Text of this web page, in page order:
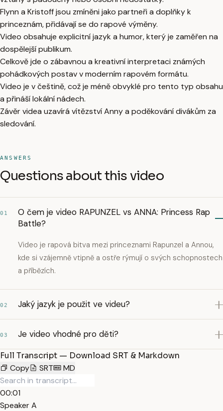
Flynn a Kristoff jsou zmíněni jako partneři a doplňky k
princeznám, přidávají se do rapové výměny.
Video obsahuje explicitní jazyk a humor, který je zaměřen na
dospělejší publikum.
Celkově jde o zábavnou a kreativní interpretaci známých
pohádkových postav v moderním rapovém formátu.
Video je v češtině, což je méně obvyklé pro tento typ obsahu
a přináší lokální nádech.
Závěr videa uzavírá vítězství Anny a poděkování divákům za
sledování.
ANSWERS
Questions about this video
01
O čem je video RAPUNZEL vs ANNA: Princess Rap
Battle?
Video je rapová bitva mezi princeznami Rapunzel a Annou,
kde si vzájemně vtipně a ostře rýmují o svých schopnostech
a příbězích.
02 Jaký jazyk je použit ve videu?
03 Je video vhodné pro děti?
Full Transcript — Download SRT & Markdown
Copy
SRT MD
00:01
Speaker A